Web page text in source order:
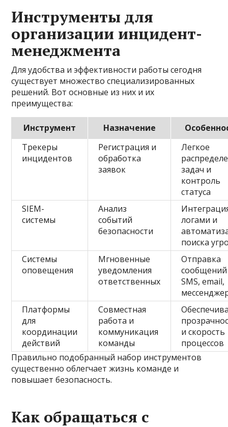
Инструменты для
организации инцидент-
менеджмента
Для удобства и эффективности работы сегодня
существует множество специализированных
решений. Вот основные из них и их
преимущества:
Инструмент Назначение
Трекеры
инцидентов
Регистрация и
обработка
заявок
Легкое
задач и
контроль
статуса
SIEM-
системы
Анализ
событий
безопасности
логами и
поиска
Системы
оповещения
Мгновенные
уведомления
ответственных
Отправка
SMS, email,
Платформы
для
координации
действий
Совместная
работа и
коммуникация
команды
и скорость
процессов
Правильно подобранный набор инструментов
существенно облегчает жизнь команде и
повышает безопасность.
Как обращаться с